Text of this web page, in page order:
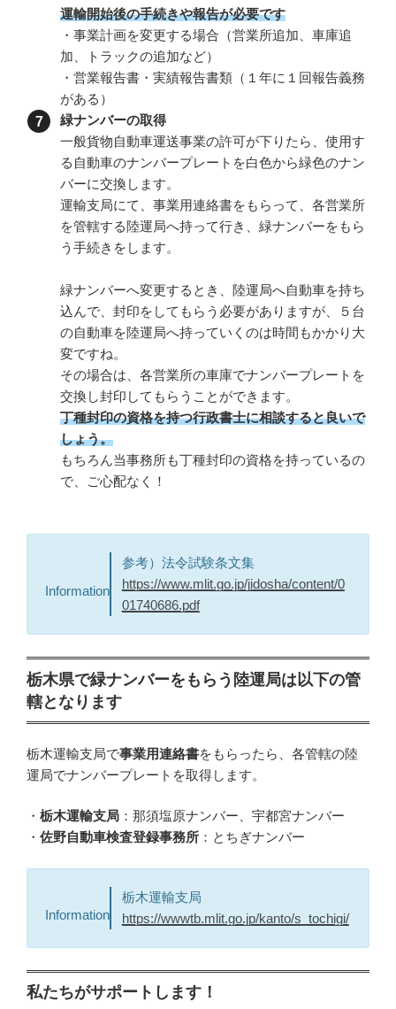
運輸開始後の手続きや報告が必要です
・事業計画を変更する場合（営業所追加、車庫追
加、トラックの追加など）
・営業報告書・実績報告書類（１年に１回報告義務
がある）
緑ナンバーの取得
一般貨物自動車運送事業の許可が下りたら、使用す
る自動車のナンバープレートを白色から緑色のナン
バーに交換します。
運輸支局にて、事業用連絡書をもらって、各営業所
を管轄する陸運局へ持って行き、緑ナンバーをもら
う手続きをします。
緑ナンバーへ変更するとき、陸運局へ自動車を持ち
込んで、封印をしてもらう必要がありますが、５台
の自動車を陸運局へ持っていくのは時間もかかり大
変ですね。
その場合は、各営業所の車庫でナンバープレートを
交換し封印してもらうことができます。
丁種封印の資格を持つ行政書士に相談すると良いで
しょう。
もちろん当事務所も丁種封印の資格を持っているの
で、ご心配なく！
Information
参考）法令試験条文集
https://www.mlit.go.jp/jidosha/content/0
01740686.pdf
栃木県で緑ナンバーをもらう陸運局は以下の管
轄となります
栃木運輸支局で事業用連絡書をもらったら、各管轄の陸
運局でナンバープレートを取得します。
・ 栃木運輸支局 ：那須塩原ナンバー、宇都宮ナンバー
・ 佐野自動車検査登録事務所 ：とちぎナンバー
Information
栃木運輸支局
https://wwwtb.mlit.go.jp/kanto/s_tochigi/
私たちがサポートします！